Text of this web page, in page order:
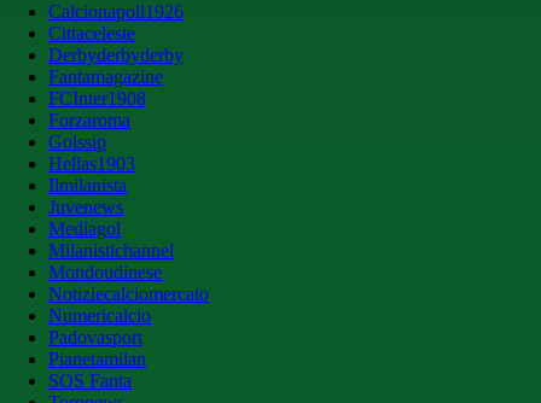
Calcionapoli1926
Cittaceleste
Derbyderbyderby
Fantamagazine
FCInter1908
Forzaroma
Golssip
Hellas1903
Ilmilanista
Juvenews
Mediagol
Milanistichannel
Mondoudinese
Notiziecalciomercato
Numericalcio
Padovasport
Pianetamilan
SOS Fanta